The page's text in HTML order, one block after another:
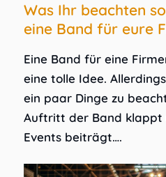
Was Ihr beachten
eine Band für eure
Eine Band für eine
eine tolle Idee.
ein paar Dinge zu
Auftritt der Band klappt
Events beiträgt….